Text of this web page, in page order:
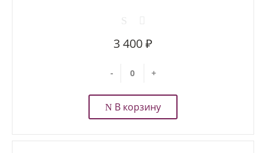
3 400 ₽
- +
В корзину